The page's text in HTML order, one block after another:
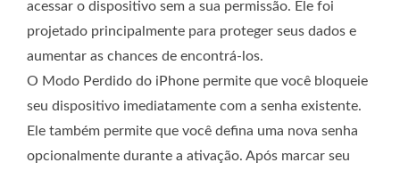
acessar o dispositivo sem a sua permissão. Ele foi
projetado principalmente para proteger seus dados e
aumentar as chances de encontrá-los.
O Modo Perdido do iPhone permite que você bloqueie
seu dispositivo imediatamente com a senha existente.
Ele também permite que você defina uma nova senha
opcionalmente durante a ativação. Após marcar seu